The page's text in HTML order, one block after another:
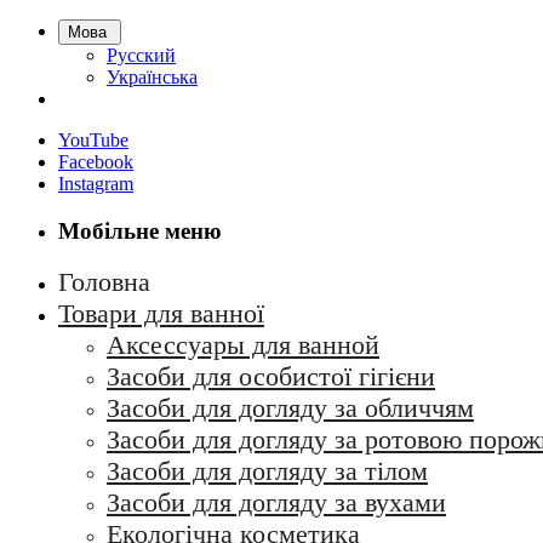
Мова
Русский
Українська
YouTube
Facebook
Instagram
Мобільне меню
Головна
Товари для ванної
Аксессуары для ванной
Засоби для особистої гігієни
Засоби для догляду за обличчям
Засоби для догляду за ротовою
Засоби для догляду за тілом
Засоби для догляду за вухами
Екологічна косметика